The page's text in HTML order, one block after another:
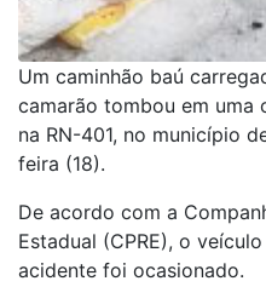
Um caminhão baú
camarão tombou em uma
na RN-401, no município
feira (18).
De acordo com a
Estadual (CPRE), o
acidente foi ocasionado.